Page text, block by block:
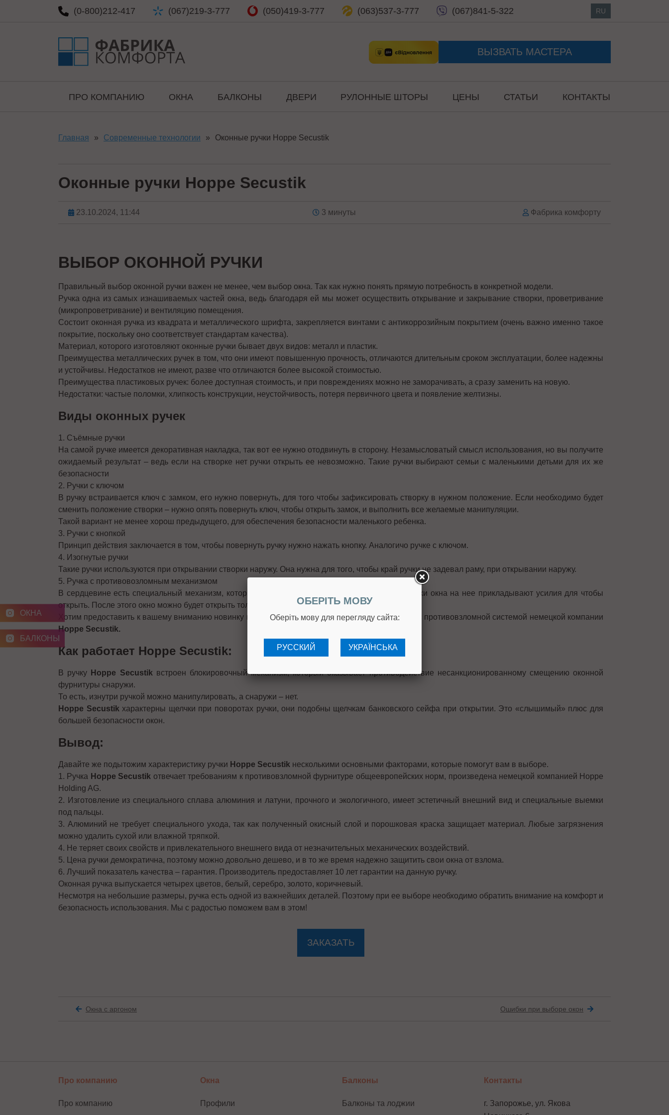
ОКНА
БАЛКОНЫ
(0-800)212-417 (067)219-3-777 (050)419-3-777 (063)537-3-777 (067)841-5-322 RU
ВЫЗВАТЬ МАСТЕРА
ПРО КОМПАНИЮ ОКНА БАЛКОНЫ ДВЕРИ РУЛОННЫЕ ШТОРЫ ЦЕНЫ СТАТЬИ КОНТАКТЫ
Главная » Современные технологии » Оконные ручки Hoppe Secustik
Оконные ручки Hoppe Secustik
23.10.2024, 11:44 3 минуты Фабрика комфорту
ВЫБОР ОКОННОЙ РУЧКИ
Правильный выбор оконной ручки важен не менее, чем выбор окна. Так как нужно понять прямую потребность в конкретной модели.
Ручка одна из самых изнашиваемых частей окна, ведь благодаря ей мы может осуществить открывание и закрывание створки, проветривание
(микропроветривание) и вентиляцию помещения.
Состоит оконная ручка из квадрата и металлического шрифта, закрепляется винтами с антикоррозийным покрытием (очень важно именно такое
покрытие, поскольку оно соответствует стандартам качества).
Материал, которого изготовляют оконные ручки бывает двух видов: металл и пластик.
Преимущества металлических ручек в том, что они имеют повышенную прочность, отличаются длительным сроком эксплуатации, более надежны
и устойчивы. Недостатков не имеют, разве что отличаются более высокой стоимостью.
Преимущества пластиковых ручек: более доступная стоимость, и при повреждениях можно не заморачивать, а сразу заменить на новую.
Недостатки: частые поломки, хлипкость конструкции, неустойчивость, потеря первичного цвета и появление желтизны.
Виды оконных ручек
1. Съёмные ручки
На самой ручке имеется декоративная накладка, так вот ее нужно отодвинуть в сторону. Незамысловатый смысл использования, но вы получите
ожидаемый результат – ведь если на створке нет ручки открыть ее невозможно. Такие ручки выбирают семьи с маленькими детьми для их же
безопасности
2. Ручки с ключом
В ручку встраивается ключ с замком, его нужно повернуть, для того чтобы зафиксировать створку в нужном положение. Если необходимо будет
сменить положение створки – нужно опять повернуть ключ, чтобы открыть замок, и выполнить все желаемые манипуляции.
Такой вариант не менее хорош предыдущего, для обеспечения безопасности маленького ребенка.
3. Ручки с кнопкой
Принцип действия заключается в том, чтобы повернуть ручку нужно нажать кнопку. Аналогичо ручке с ключом.
4. Изогнутые ручки
Такие ручки используются при открывании створки наружу. Она нужна для того, чтобы край ручки не задевал раму, при открывании наружу.
5. Ручка с противовозломным механизмом
В сердцевине есть специальный механизм, который моментально блокирует ручку, если снаружи окна на нее прикладывают усилия для чтобы
открыть. После этого окно можно будет открыть только изнутри.
Хотим предоставить к вашему вниманию новинку на рынке оконной продукции – оконную ручку с противовзломной системой немецкой компании
Hoppe Secustik.
Как работает Hoppe Secustik:
В ручку Hoppe Secustikвстроен блокировочный механизм, который оказывает противодействие несанкционированному смещению оконной
фурнитуры снаружи.
То есть, изнутри ручкой можно манипулировать, а снаружи – нет.
Hoppe Secustikхарактерны щелчки при поворотах ручки, они подобны щелчкам банковского сейфа при открытии. Это «слышимый» плюс для
большей безопасности окон.
Вывод:
Давайте же подытожим характеристику ручки Hoppe Secustik несколькими основными факторами, которые помогут вам в выборе.
1. Ручка Hoppe Secustik отвечает требованиям к противовзломной фурнитуре общеевропейских норм, произведена немецкой компанией Hoppe
Holding AG.
2. Изготовление из специального сплава алюминия и латуни, прочного и экологичного, имеет эстетичный внешний вид и специальные выемки
под пальцы.
3. Алюминий не требует специального ухода, так как полученный окисный слой и порошковая краска защищает материал. Любые загрязнения
можно удалить сухой или влажной тряпкой.
4. Не теряет своих свойств и привлекательного внешнего вида от незначительных механических воздействий.
5. Цена ручки демократична, поэтому можно довольно дешево, и в то же время надежно защитить свои окна от взлома.
6. Лучший показатель качества – гарантия. Производитель предоставляет 10 лет гарантии на данную ручку.
Оконная ручка выпускается четырех цветов, белый, серебро, золото, коричневый.
Несмотря на небольшие размеры, ручка есть одной из важнейших деталей. Поэтому при ее выборе необходимо обратить внимание на комфорт и
безопасность использования. Мы с радостью поможем вам в этом!
ЗАКАЗАТЬ
Окна с аргоном Ошибки при выборе окон
Про компанию
Про компанию
Окна
Профили
Балконы
Балконы та лоджии
Контакты
г. Запорожье, ул. Якова
ОБЕРІТЬ МОВУ
Оберіть мову для перегляду сайта:
РУССКИЙ УКРАЇНСЬКА